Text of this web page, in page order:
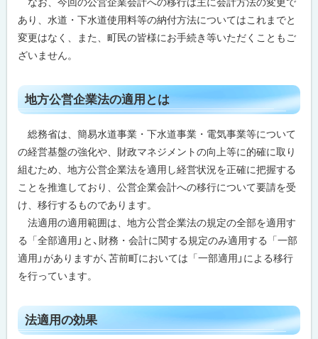
あり、水道・下水道使用料等の納付方法についてはこれまでと
変更はなく、また、町民の皆様にお手続き等いただくこともご
ざいません。
ト
ッ
に
戻
る
地方公営企業法の適用とは
総務省は、簡易水道事業・下水道事業・電気事業等について
の経営基盤の強化や、財政マネジメントの向上等に的確に取り
組むため、地方公営企業法を適用し経営状況を正確に把握する
ことを推進しており、公営企業会計への移行について要請を受
け、移行するものであります。
法適用の適用範囲は、地方公営企業法の規定の全部を適用す
る「全部適用」と、財務・会計に関する規定のみ適用する「一部
適用」がありますが、苫前町においては「一部適用」による移行
を行っています。
ト
ッ
法適用の効果